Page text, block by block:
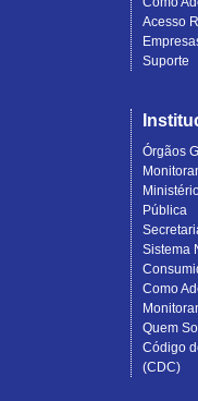
Acesso
Suporte
Órgãos
Pública
Sistema
Como
Quem
Código
(CDC)